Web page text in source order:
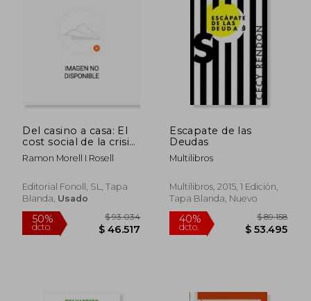
50%
dcto.
Del casino a casa: El
cost social de la crisi
financera (Quaderns)
(en Catalán)
Ramon Morell I Rosell
Editorial Fonoll, SL, Tapa
Blanda, Usado
Escapate de las
Deudas
Multilibros
Multilibros, 2015, 1 Edición,
Tapa Blanda, Nuevo